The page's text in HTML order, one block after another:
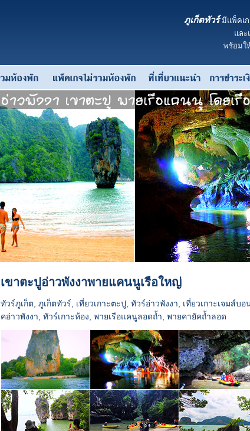
ภูเก็ตทัวร์มีแพ็คเ
และ
พร้อมใ
เขาตะปูอ่าวพังงาพายแคนนูเรือใหญ่
ทัวร์ภูเก็ต, ภูเก็ตทัวร์, เที่ยวเกาะตะปู, ทัวร์อ่าวพังงา, เที่ยวเกาะเจมส์บ
คอ่าวพังงา, ทัวร์เกาะห้อง, พายเรือแคนูลอดถ้ำ, พายคายัคถ้ำลอด